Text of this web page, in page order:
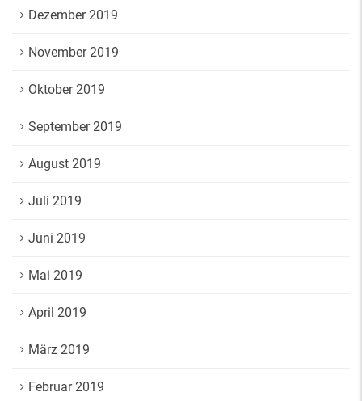
Dezember 2019
November 2019
Oktober 2019
September 2019
August 2019
Juli 2019
Juni 2019
Mai 2019
April 2019
März 2019
Februar 2019